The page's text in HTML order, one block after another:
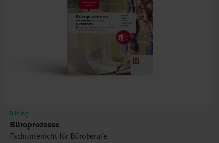
Bildung
Büroprozesse
Fachunterricht für Büroberufe